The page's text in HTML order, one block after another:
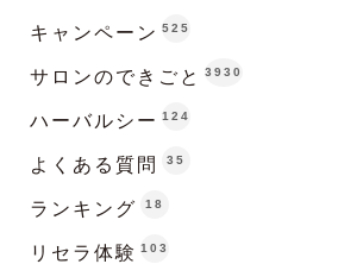
キャンペーン 525
サロンのできごと 3930
ハーバルシー 124
よくある質問 35
ランキング 18
リセラ体験 103